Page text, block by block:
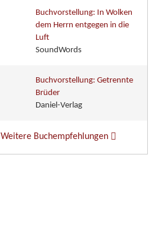
Buchvorstellung: In Wolken
dem Herrn entgegen in die
Luft
SoundWords
Buchvorstellung: Getrennte
Brüder
Daniel-Verlag
Weitere Buchempfehlungen